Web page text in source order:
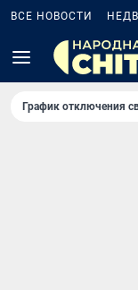
ВСЕ НОВОСТИ
График отключения